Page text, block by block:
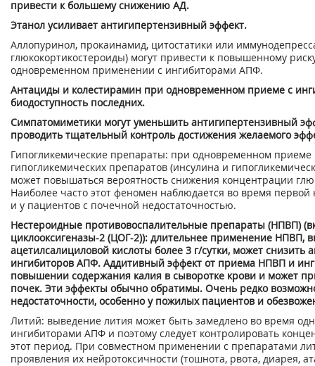
привести к большему снижению АД.
Этанол усиливает антигипертензивный эффект.
Аллопуринол, прокаинамид, цитостатики или
глюкокортикостероиды) могут привести к повышенному
одновременном применении с ингибиторами АПФ.
Антациды и колестирамин при одновременном приеме с
биодоступность последних.
Симпатомиметики могут уменьшить антигипертензивный
проводить тщательный контроль достижения желаемого
Гипогликемические препараты: при одновременном
гипогликемических препаратов (инсулина и
может повышаться вероятность снижения концентрации
Наиболее часто этот феномен наблюдается во время
и у пациентов с почечной недостаточностью.
Нестероидные противовоспалительные препараты (НПВП)
циклооксигеназы-2 (ЦОГ-2)): длительнее применение НПВП,
ацетилсалициловой кислоты более 3 г/сутки, может снизить
ингибиторов АПФ. Аддитивный эффект от приема НПВП и
повышении содержания калия в сыворотке крови и может
почек. Эти эффекты обычно обратимы. Очень редко
недостаточности, особенно у пожилых пациентов и
Литий: выведение лития может быть замедлено во время
ингибиторами АПФ и поэтому следует контролировать
этот период. При совместном применении с препаратами
проявления их нейротоксичности (тошнота, рвота, диарея,